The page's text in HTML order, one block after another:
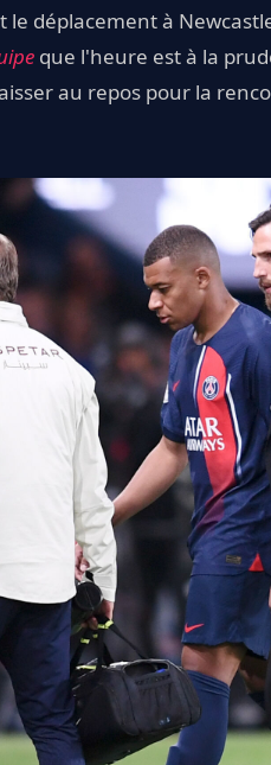
le déplacement à
que l'heure est à la
au repos pour la